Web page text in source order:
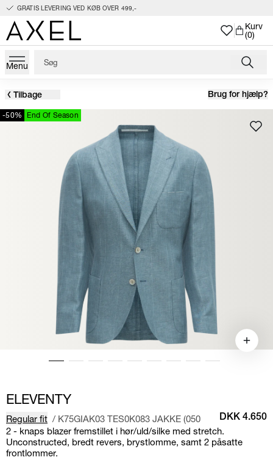
GRATIS LEVERING VED KØB OVER 499,-
Kurv
(0)
Menu
Tilbage Brug for hjælp?
-50% End Of Season
ELEVENTY
Regular fit / K75GIAK03 TES0K083 JAKKE (050 DKK 4.650
2 - knaps blazer fremstillet i hør/uld/silke med stretch.
Unconstructed, bredt revers, brystlomme, samt 2 påsatte
frontlommer.